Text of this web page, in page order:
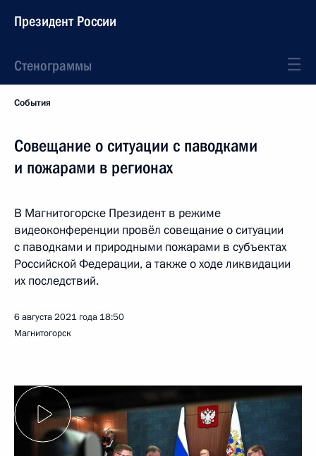
Президент России
Стенограммы
События
Совещание о ситуации с паводками
и пожарами в регионах
В Магнитогорске Президент в режиме
видеоконференции провёл совещание о ситуации
с паводками и природными пожарами в субъектах
Российской Федерации, а также о ходе ликвидации
их последствий.
6 августа 2021 года 18:50
Магнитогорск